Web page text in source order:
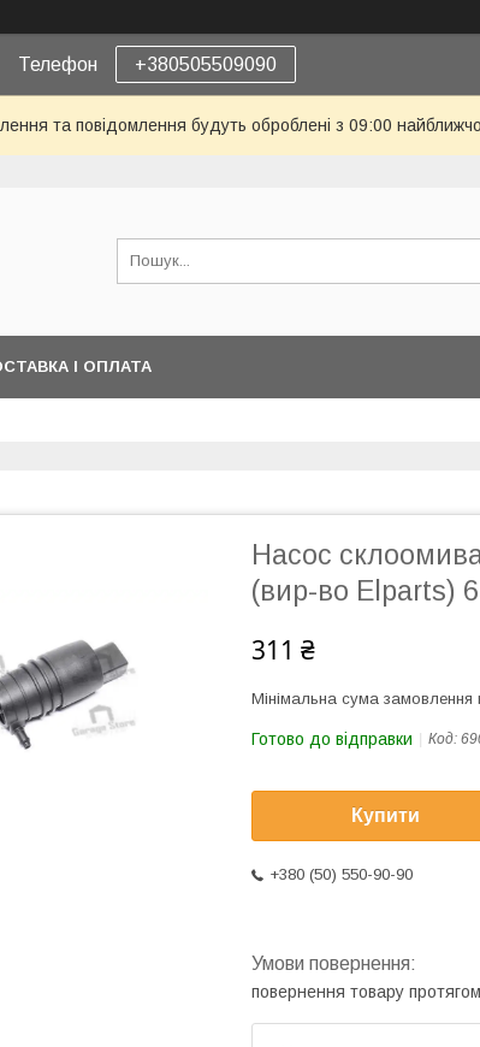
Телефон +380505509090
та повідомлення будуть оброблені з 09:00
І ОПЛАТА
Насос
(вир-во Elparts)
311 ₴
Мінімальна сума замовлення
Готово до відправки Код:
Купити
+380 (50) 550-90-90
повернення товару